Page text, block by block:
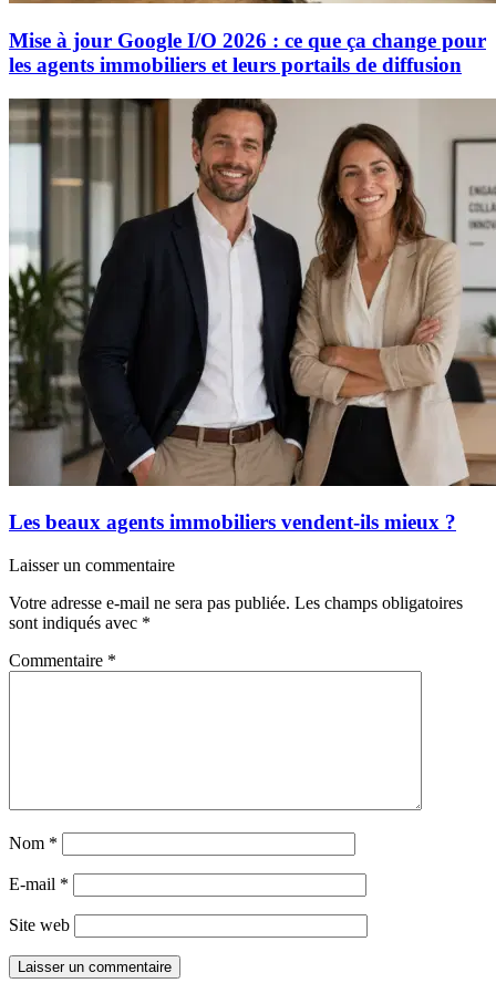
Mise à jour Google I/O 2026 : ce que ça change pour
les agents immobiliers et leurs portails de diffusion
Les beaux agents immobiliers vendent-ils mieux ?
Laisser un commentaire
Votre adresse e-mail ne sera pas publiée. Les champs obligatoires
sont indiqués avec *
Commentaire *
Nom *
E-mail *
Site web